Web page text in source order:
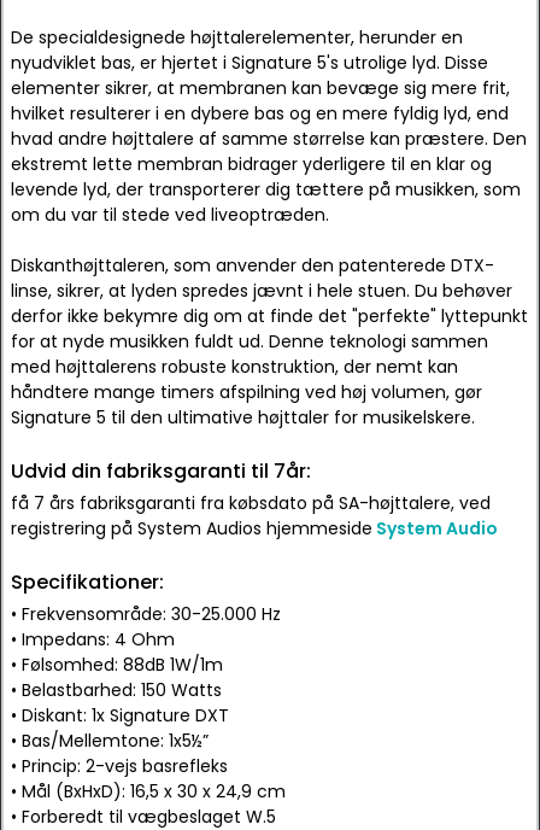
De specialdesignede højttalerelementer, herunder en
nyudviklet bas, er hjertet i Signature 5's utrolige lyd. Disse
elementer sikrer, at membranen kan bevæge sig mere frit,
hvilket resulterer i en dybere bas og en mere fyldig lyd, end
hvad andre højttalere af samme størrelse kan præstere. Den
ekstremt lette membran bidrager yderligere til en klar og
levende lyd, der transporterer dig tættere på musikken, som
om du var til stede ved liveoptræden.
Diskanthøjttaleren, som anvender den patenterede DTX-
linse, sikrer, at lyden spredes jævnt i hele stuen. Du behøver
derfor ikke bekymre dig om at finde det "perfekte" lyttepunkt
for at nyde musikken fuldt ud. Denne teknologi sammen
med højttalerens robuste konstruktion, der nemt kan
håndtere mange timers afspilning ved høj volumen, gør
Signature 5 til den ultimative højttaler for musikelskere.
Udvid din fabriksgaranti til 7år:
få 7 års fabriksgaranti fra købsdato på SA-højttalere, ved
registrering på System Audios hjemmeside System Audio
Specifikationer:
• Frekvensområde: 30-25.000 Hz
• Impedans: 4 Ohm
• Følsomhed: 88dB 1W/1m
• Belastbarhed: 150 Watts
• Diskant: 1x Signature DXT
• Bas/Mellemtone: 1x5½”
• Princip: 2-vejs basrefleks
• Mål (BxHxD): 16,5 x 30 x 24,9 cm
• Forberedt til vægbeslaget W.5